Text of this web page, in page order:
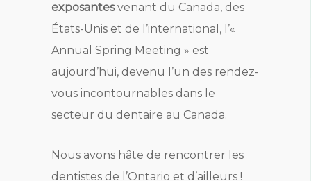
exposantesvenant du Canada, des
États-Unis et de l’international, l’«
Annual Spring Meeting » est
aujourd’hui, devenu l’un des rendez-
vous incontournables dans le
secteur du dentaire au Canada.
Nous avons hâte de rencontrer les
dentistes de l’Ontario et d’ailleurs !